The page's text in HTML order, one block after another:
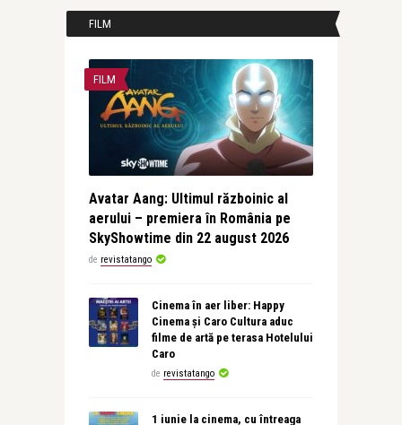
FILM
FILM
Avatar Aang: Ultimul războinic al
aerului – premiera în România pe
SkyShowtime din 22 august 2026
de revistatango
Cinema în aer liber: Happy
Cinema și Caro Cultura aduc
filme de artă pe terasa Hotelului
Caro
de revistatango
1 iunie la cinema, cu întreaga